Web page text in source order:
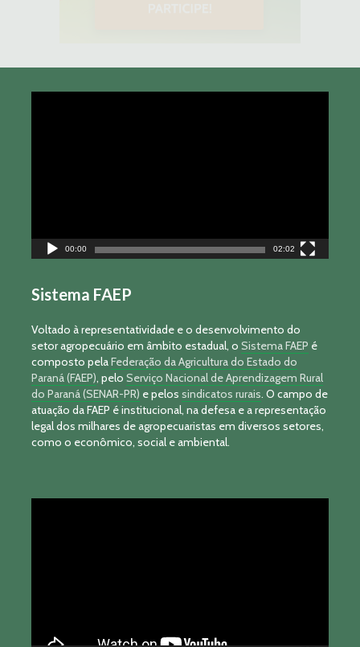
00:00 02:02
Sistema FAEP
Voltado à representatividade e o desenvolvimento do
setor agropecuário em âmbito estadual, o Sistema FAEP é
composto pelaFederação da Agricultura do Estado do
Paraná (FAEP), pelo Serviço Nacional de Aprendizagem Rural
do Paraná (SENAR-PR) e pelos sindicatos rurais. O campo de
atuação da FAEP é institucional, na defesa e a representação
legal dos milhares de agropecuaristas em diversos setores,
como o econômico, social e ambiental.